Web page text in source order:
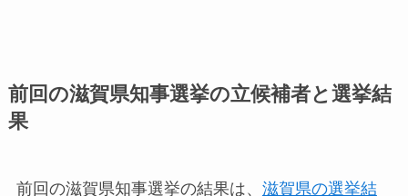
前回の滋賀県知事選挙の立候補者と選挙結
果
前回の滋賀県知事選挙の結果は、 滋賀県の選挙結